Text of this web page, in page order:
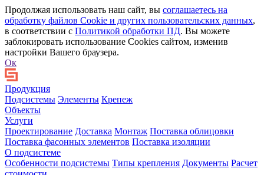
Продолжая использовать наш сайт, вы соглашаетесь на
обработку файлов Сookie и других пользовательских данных,
в соответствии с Политикой обработки ПД. Вы можете
заблокировать использование Cookies сайтом, изменив
настройки Вашего браузера.
Ок
Продукция
Подсистемы Элементы Крепеж
Объекты
Услуги
Проектирование Доставка Монтаж Поставка облицовки
Поставка фасонных элементов Поставка изоляции
О подсистеме
Особенности подсистемы Типы крепления Документы Расчет